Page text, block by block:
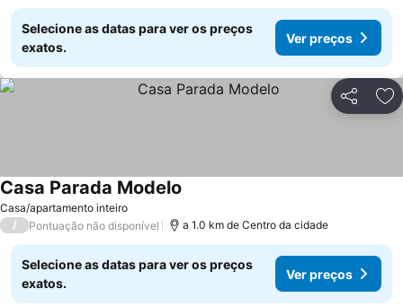
Selecione as datas para ver os preços
exatos.
Ver preços
Partilhar
Casa/apartamento inteiro
Casa Parada Modelo
/ Pontuação não disponível a 1.0 km de Centro da cidade
Selecione as datas para ver os preços
exatos.
Ver preços